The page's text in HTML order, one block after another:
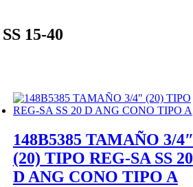
15-40
148B5385 TAMAÑO 3/4″
(20) TIPO REG-SA SS 20
D ANG CONO TIPO A